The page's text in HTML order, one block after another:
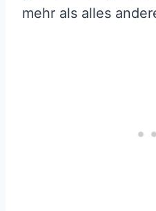
mehr als alles